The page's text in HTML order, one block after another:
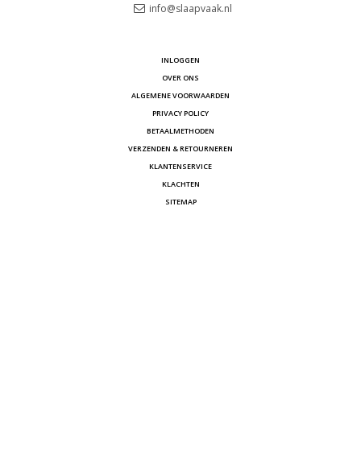
info@slaapvaak.nl
INLOGGEN
OVER ONS
ALGEMENE VOORWAARDEN
PRIVACY POLICY
BETAALMETHODEN
VERZENDEN & RETOURNEREN
KLANTENSERVICE
KLACHTEN
SITEMAP